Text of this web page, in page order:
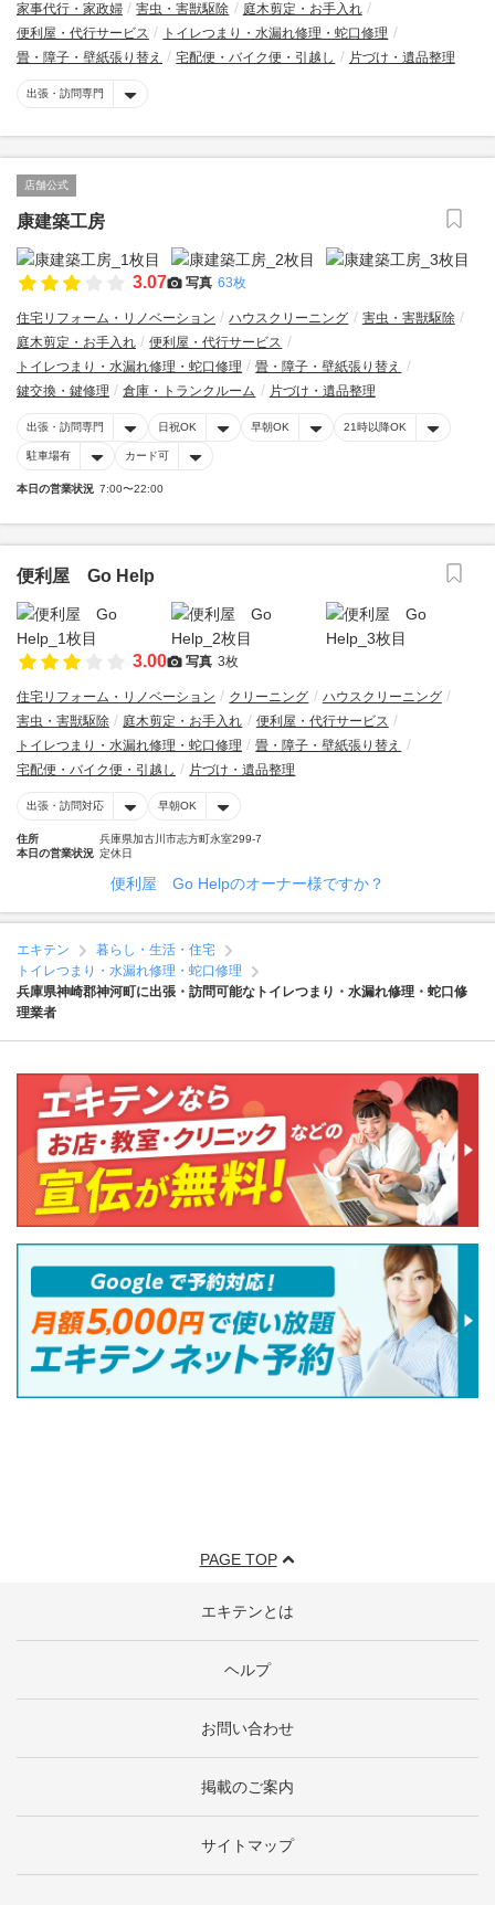
家事代行・家政婦
害虫・害獣駆除
庭木剪定・お手入れ
便利屋・代行サービス
トイレつまり・水漏れ修理・蛇口修理
畳・障子・壁紙張り替え
宅配便・バイク便・引越し 片づけ・遺品整理
出張・訪問専門
店舗公式
康建築工房
3.07 写真 63枚
住宅リフォーム・リノベーション ハウスクリーニング
害虫・害獣駆除
庭木剪定・お手入れ
便利屋・代行サービス
トイレつまり・水漏れ修理・蛇口修理
畳・障子・壁紙張り替え
鍵交換・鍵修理
倉庫・トランクルーム 片づけ・遺品整理
出張・訪問専門 日祝OK 早朝OK 21時以降OK
駐車場有 カード可
本日の営業状況 7:00〜22:00
便利屋 Go Help
3.00 写真 3枚
住宅リフォーム・リノベーション クリーニング
ハウスクリーニング
害虫・害獣駆除
庭木剪定・お手入れ
便利屋・代行サービス
トイレつまり・水漏れ修理・蛇口修理
畳・障子・壁紙張り替え
宅配便・バイク便・引越し
片づけ・遺品整理
出張・訪問対応 早朝OK
住所
兵庫県加古川市志方町永室299-7
本日の営業状況 定休日
便利屋 Go Helpのオーナー様ですか？
エキテン
暮らし・生活・住宅
トイレつまり・水漏れ修理・蛇口修理
兵庫県神崎郡神河町に出張・訪問可能なトイレつまり・水漏れ修理・蛇口修
理業者
PAGE TOP
エキテンとは
ヘルプ
お問い合わせ
掲載のご案内
サイトマップ